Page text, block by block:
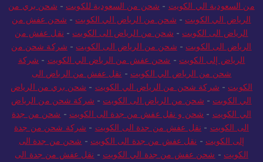
من السعودية الي الكويت - شحن من السعودية للكويت - شحن بري من
الرياض الي الكويت - شحن من الرياض الي الكويت - شحن عفش من
الرياض الى الكويت - شحن من الرياض الى الكويت - نقل عفش من
الرياض الى الكويت - شحن من الرياض الى الكويت - شركة شحن من
الرياض إلى الكويت - شحن عفش من الرياض الي الكويت - شركة
شحن من الرياض الي الكويت - نقل عفش من الرياض الى
الكويت - شركة شحن من الرياض الي الكويت - شحن بري من الرياض
الي الكويت - شحن من الرياض الى الكويت - شركة شحن من الرياض
الي الكويت - شحن و نقل عفش من جدة الى الكويت - شحن من جدة
الى الكويت - نقل عفش من جدة الى الكويت - شركة شحن من جدة
إلى الكويت - نقل عفش من جدة الى الكويت - شحن من جدة الى
الكويت - شحن عفش من جدة الي الكويت - نقل عفش من جدة الى